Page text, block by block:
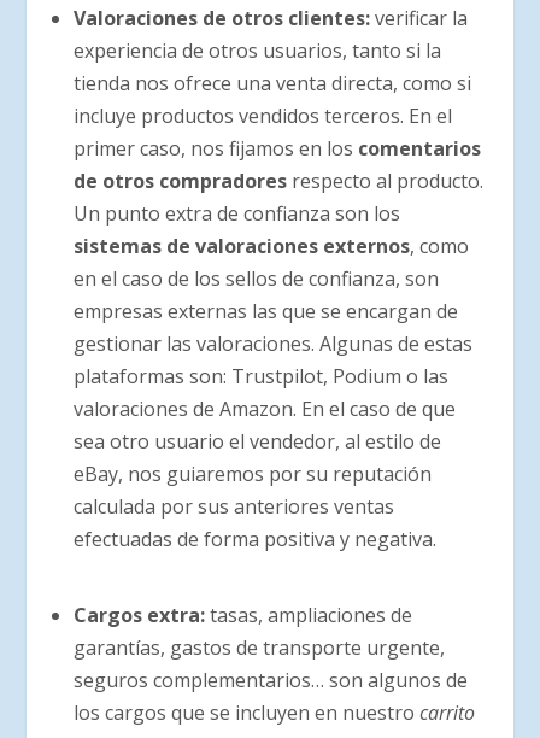
Valoraciones de otros clientes:verificar la
experiencia de otros usuarios, tanto si la
tienda nos ofrece una venta directa, como si
incluye productos vendidos terceros. En el
primer caso, nos fijamos en los comentarios
de otros compradoresrespecto al producto.
Un punto extra de confianza son los
sistemas de valoraciones externos, como
en el caso de los sellos de confianza, son
empresas externas las que se encargan de
gestionar las valoraciones. Algunas de estas
plataformas son: Trustpilot, Podium o las
valoraciones de Amazon. En el caso de que
sea otro usuario el vendedor, al estilo de
eBay, nos guiaremos por su reputación
calculada por sus anteriores ventas
efectuadas de forma positiva y negativa.
Cargos extra:tasas, ampliaciones de
garantías, gastos de transporte urgente,
seguros complementarios… son algunos de
los cargos que se incluyen en nuestro carrito